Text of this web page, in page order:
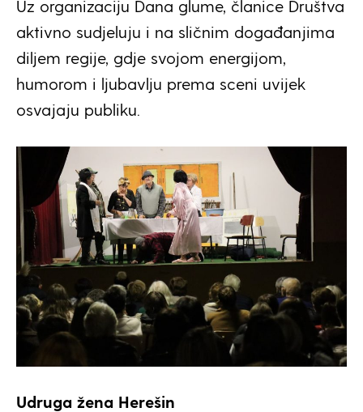
Uz organizaciju Dana glume, članice Društva
aktivno sudjeluju i na sličnim događanjima
diljem regije, gdje svojom energijom,
humorom i ljubavlju prema sceni uvijek
osvajaju publiku.
Udruga žena Herešin